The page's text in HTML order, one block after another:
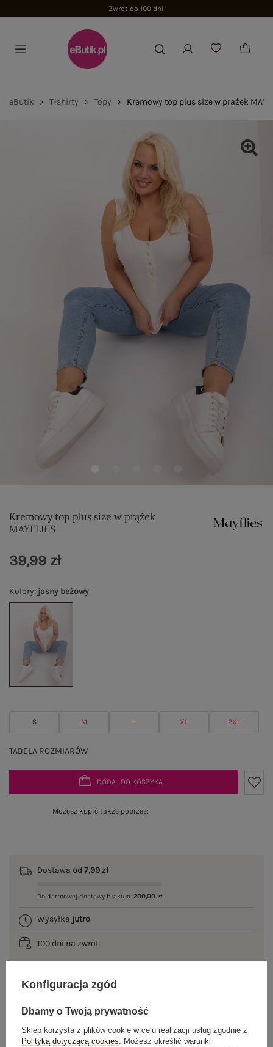
Zwrot do 100 dni
eButik T-shirty Topy Kremowy top plus size w prążek
Kremowy top plus size w prążek
MAYFLIES
Kolory: jasny beżowy
S M L XL 2XL
TABELA ROZMIARÓW
39,99 zł
DODAJ DO KOSZYKA
Możesz kupić także poprzez:
Dostawa od 7,99 zł
Do darmowej dostawy brakuje 200,00 zł
Wysyłka jutro
100 dni na zwrot
GŁÓWNE PARAMETRY
Konfiguracja zgód
Dbamy o Twoją prywatność
Sklep korzysta z plików cookie w celu realizacji usług zgodnie z
Polityką dotyczącą cookies. Możesz określić warunki